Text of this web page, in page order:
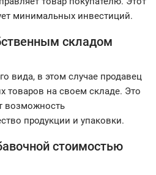
минимальных инвестиций.
складом
вида, в этом случае продавец
товаров на своем складе. Это
возможность
продукции и упаковки.
стоимостью